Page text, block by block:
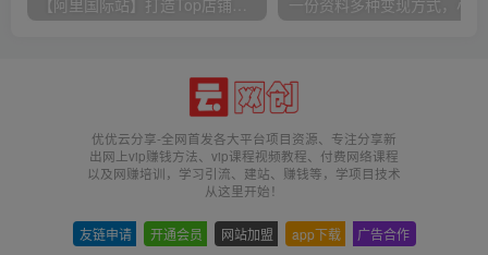
优优云分享-全网首发各大平台项目资源、专注分享新
出网上vip赚钱方法、vip课程视频教程、付费网络课程
以及网赚培训，学习引流、建站、赚钱等，学项目技术
从这里开始！
友链申请 开通会员 网站加盟 app下载 广告合作